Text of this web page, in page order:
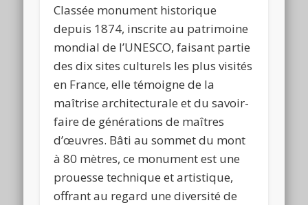
Classée monument historique
depuis 1874, inscrite au patrimoine
mondial de l’UNESCO, faisant partie
des dix sites culturels les plus visités
en France, elle témoigne de la
maîtrise architecturale et du savoir-
faire de générations de maîtres
d’œuvres. Bâti au sommet du mont
à 80 mètres, ce monument est une
prouesse technique et artistique,
offrant au regard une diversité de